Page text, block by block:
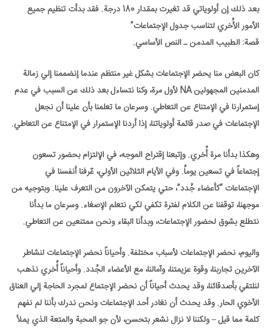
بعد ذلك إن أولوياتي قد تغيرت بمقدار 180 درجة. فقد بدأت تنظيم جميع
الأمور الأُخري لتناسب جدول الإجتماعات”
قصة: الطبيب المدمن ـ النص الأساسي.
كان البعض منا يحضر الإجتماعات بشكل غير منتظم عندما إنضممنا إلي زمالة
المدمنين المجهولين NA لأول مرة، وكنا نتساءل بعد ذلك عن السبب في عدم
إستمرارنا في الإمتناع عن التعاطي. وسرعان ما تعلمنا بأن علينا أن نجعل
الإجتماعات في صدر قائمة أولوياتنا، إذا أردنا الإستمرار في الإمتناع عن التعاطي.
وهكذا بدأنا مرة أُخري. وإتبعنا إقتراح الموجه، في الإلتزام بحضور تسعون
إجتماعاً في تسعين يوماُ. وفي الأيام الثلاثين الأولي، عّرفنا أنفسنا في
الإجتماعات “كأعضاء جُدد”، حتي يتمكن الآخرون من التعرف علينا. وبتوجيه من
موجهنا، توقفنا عن الكلام لفترة تكفي لكي نتعلم الإصغاء. وسرعان ما بدأنا
نتطلع بشوق لحضور الإجتماعات، وبدأنا البقاء ونحن ممتنعين عن التعاطي.
واليوم، نحضر الإجتماعات لأسباب مختلفة. وأحياناً نحضر الإجتماعات لنشاطر
الآخرين تجاربنا، وقوة عزيمتنا، وآمالنا، مع الأعضاء الجُدد. وأحياناً أُخري نذهب
لنلتقي بأصدقائنا، وقد يحدث أحياناً أن نحضر الإجتماع لمجرد الحاجة إلي العناق
الأخوي الحار. وقد يحدث أن نغادر أحد الإجتماعات ونحن ندرك بأننا لم نفهم
كلمة مما قيل – ولكننا لا نزال نشعر بتحسن، لأن جو المحبة والمتعة الذي يملأ